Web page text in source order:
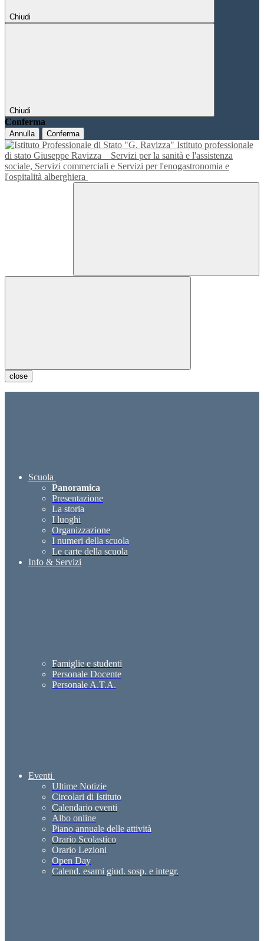
Chiudi
Chiudi
Conferma
Annulla Conferma
Istituto professionale
di stato Giuseppe Ravizza
Servizi per la sanità e l'assistenza
sociale, Servizi commerciali e Servizi per l'enogastronomia e
l'ospitalità alberghiera
close
Scuola
Panoramica
Presentazione
La storia
I luoghi
Organizzazione
I numeri della scuola
Le carte della scuola
Info & Servizi
Famiglie e studenti
Personale Docente
Personale A.T.A.
Eventi
Ultime Notizie
Circolari di Istituto
Calendario eventi
Albo online
Piano annuale delle attività
Orario Scolastico
Orario Lezioni
Open Day
Calend. esami giud. sosp. e integr.